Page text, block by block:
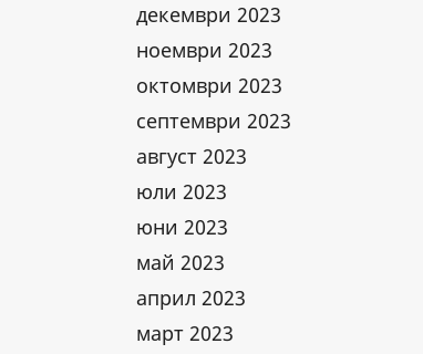
декември 2023
ноември 2023
октомври 2023
септември 2023
август 2023
юли 2023
юни 2023
май 2023
април 2023
март 2023